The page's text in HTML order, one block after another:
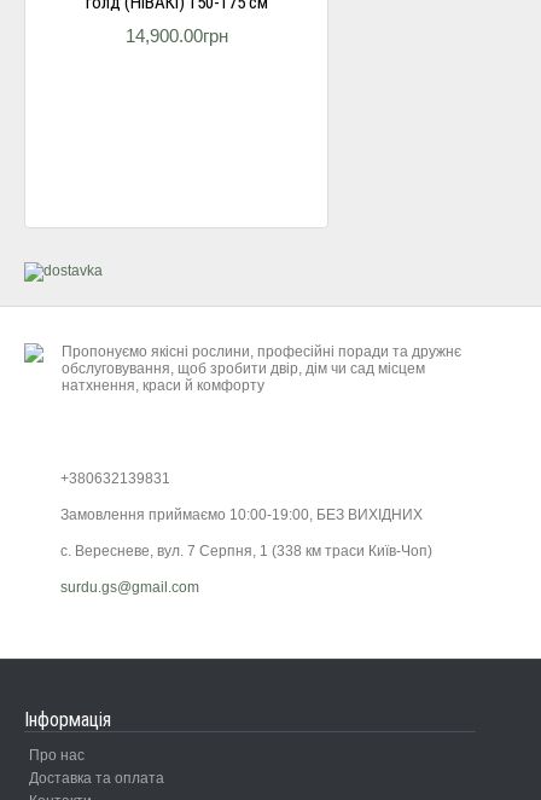
14,900.00грн
Пропонуємо якісні рослини, професійні поради та дружнє
обслуговування, щоб зробити двір, дім чи сад місцем
натхнення, краси й комфорту
+380632139831
Замовлення приймаємо 10:00-19:00, БЕЗ ВИХІДНИХ
с. Вересневе, вул. 7 Серпня, 1 (338 км траси Київ-Чоп)
surdu.gs@gmail.com
Інформація
Про нас
Доставка та оплата